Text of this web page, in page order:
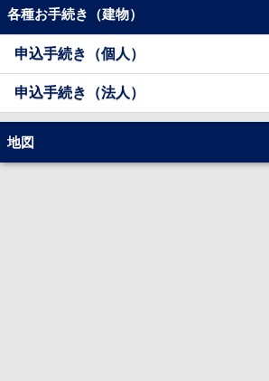
各種お手続き（建物）
申込手続き（個人）
申込手続き（法人）
地図